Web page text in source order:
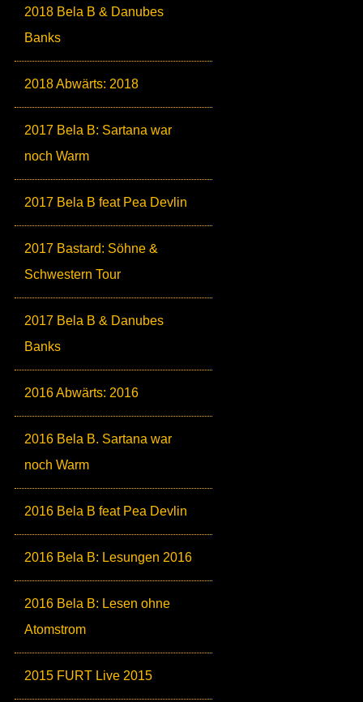
2018 Bela B & Danubes
Banks
2018 Abwärts: 2018
2017 Bela B: Sartana war
noch Warm
2017 Bela B feat Pea Devlin
2017 Bastard: Söhne &
Schwestern Tour
2017 Bela B & Danubes
Banks
2016 Abwärts: 2016
2016 Bela B. Sartana war
noch Warm
2016 Bela B feat Pea Devlin
2016 Bela B: Lesungen 2016
2016 Bela B: Lesen ohne
Atomstrom
2015 FURT Live 2015